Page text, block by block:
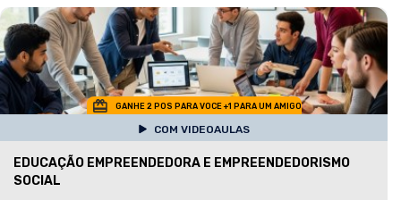
GANHE 2 POS PARA VOCE +1 PARA UM AMIGO
COM VIDEOAULAS
EDUCAÇÃO EMPREENDEDORA E EMPREENDEDORISMO
SOCIAL